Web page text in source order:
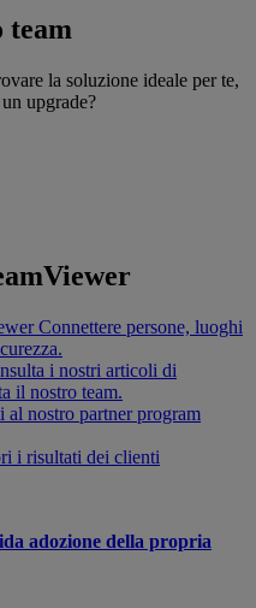
team
la soluzione ideale per te,
upgrade?
Connettere persone, luoghi
i nostri articoli di
il nostro team.
al nostro partner program
i risultati dei clienti
adozione della propria